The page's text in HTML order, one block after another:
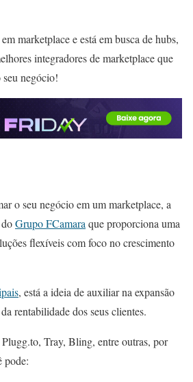
marketplace e está em busca de hubs,
integradores de marketplace que
seu negócio!
o seu negócio em um marketplace, a
Grupo FCamara que proporciona uma
flexíveis com foco no crescimento
, está a ideia de auxiliar na expansão
rentabilidade dos seus clientes.
Tray, Bling, entre outras, por
pode: